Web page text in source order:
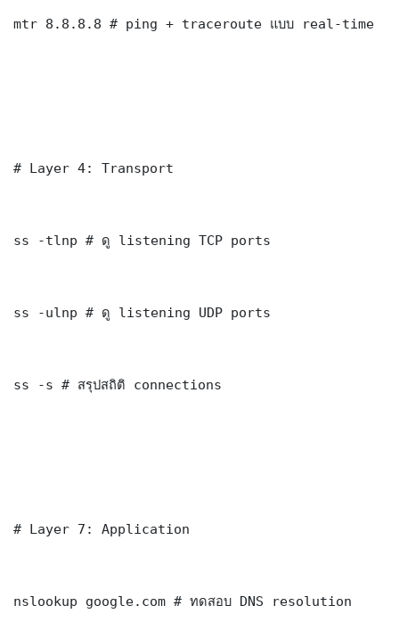
mtr 8.8.8.8 # ping + traceroute แบบ real-time
# Layer 4: Transport
ss -tlnp # ดู listening TCP ports
ss -ulnp # ดู listening UDP ports
ss -s # สรุปสถิติ connections
# Layer 7: Application
nslookup google.com # ทดสอบ DNS resolution